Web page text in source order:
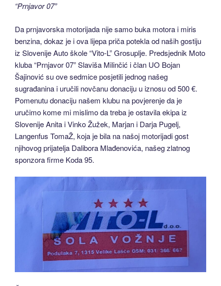
“Prnjavor 07”
Da prnjavorska motorijada nije samo buka motora i miris
benzina, dokaz je i ova lijepa priča potekla od naših gostiju
iz Slovenije Auto škole “Vito-L” Grosuplje. Predsjednik Moto
kluba “Prnjavor 07” Slaviša Milinčić i član UO Bojan
Šajinović su ove sedmice posjetili jednog našeg
sugrađanina i uručili novčanu donaciju u iznosu od 500 €.
Pomenutu donaciju našem klubu na povjerenje da je
uručimo kome mi mislimo da treba je ostavila ekipa iz
Slovenije Anita i Vinko Žužek, Marjan i Darja Pugelj,
Langenfus TomaŽ, koja je bila na našoj motorijadi gost
njihovog prijatelja Dalibora Mlađenovića, našeg zlatnog
sponzora firme Koda 95.